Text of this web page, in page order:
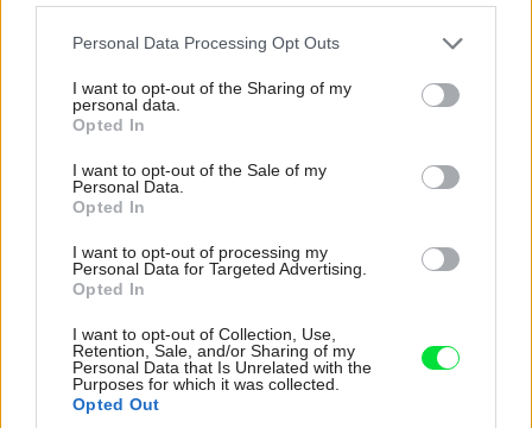
Please note that this website/app uses one or more Google
not limited to your visit or usage behaviour. You may click to
grant or deny consent to Google and its third-party tags to
use your data for below specified purposes in below Google
consent section.
Personal Data Processing Opt Outs
I want to opt-out of the Sharing of my
personal data.
Opted In
I want to opt-out of the Sale of my
Personal Data.
Opted In
I want to opt-out of processing my
Personal Data for Targeted Advertising.
Opted In
I want to opt-out of Collection, Use,
Retention, Sale, and/or Sharing of my
Personal Data that Is Unrelated with the
Purposes for which it was collected.
Opted Out
kvitnutie by mali mať vyšší obsah draslíka a fosforu
(býva to uvedené na obale) a menší podiel dusíka.
Pražské hnojivo na balkónové a izbové rastliny vyrába
potrebami pre záhradkárov.